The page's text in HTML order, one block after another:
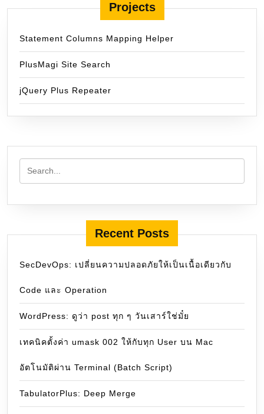
Projects
Statement Columns Mapping Helper
PlusMagi Site Search
jQuery Plus Repeater
Recent Posts
SecDevOps: เปลี่ยนความปลอดภัยให้เป็นเนื้อเดียวกับ
Code และ Operation
WordPress: ดูว่า post ทุก ๆ วันเสาร์ใช่มั๋ย
เทคนิคตั้งค่า umask 002 ให้กับทุก User บน Mac
อัตโนมัติผ่าน Terminal (Batch Script)
TabulatorPlus: Deep Merge